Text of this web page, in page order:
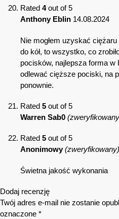
Rated 4out of 5
Anthony Eblin 14.08.2024
Nie mogłem uzyskać
do kół, to wszystko, co
pocisków, najlepsza forma w
odlewać cięższe pociski, na
ponownie.
Rated 5 out of 5
Warren Sab0
Rated 5 out of 5
Anonimowy(zweryfikowany)
Świetna jakość wykonania
Dodaj recenzję
Twój adres e-mail nie zostanie
oznaczone *